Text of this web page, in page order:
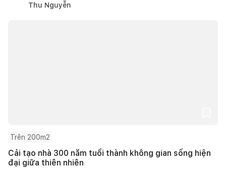
Thu Nguyễn
Trên 200m2
Cải tạo nhà 300 năm tuổi thành không gian sống hiện
đại giữa thiên nhiên